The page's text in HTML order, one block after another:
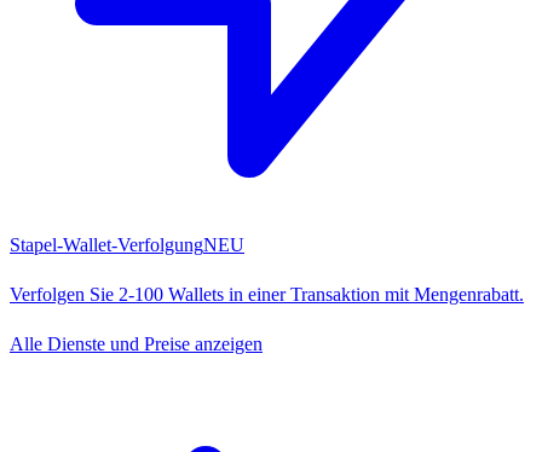
Stapel-Wallet-VerfolgungNEU
Verfolgen Sie 2-100 Wallets in einer Transaktion mit Mengenrabatt.
Alle Dienste und Preise anzeigen